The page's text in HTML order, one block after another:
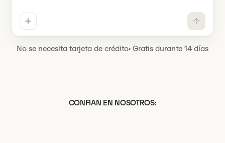
No se necesita tarjeta de crédito· Gratis durante 14 días
CONFIAN EN NOSOTROS: